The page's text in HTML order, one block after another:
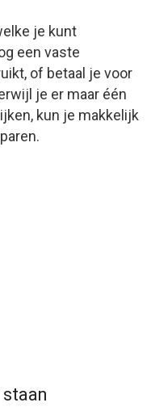
je kunt
een vaste
of betaal je voor
je er maar één
kun je makkelijk
staan